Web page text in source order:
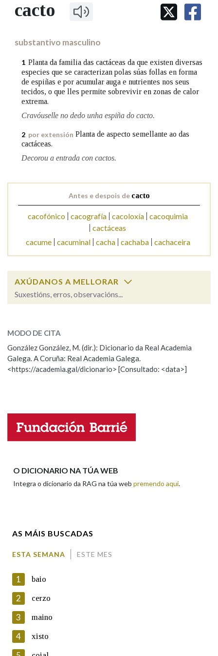
IDENTIDADE CORPORATIVA
MARCIAL DEL ADALID
FIGURAS HOMENAXEADAS
PRIMAVERA DAS LETRAS
PORTAL DAS PALABRAS
Facebook
TwitterYoutubeInstagram
Bluesky
BUSCAR NOS LEMAS
Remata por
Contén
Nos exemplos
Na fraseoloxía
OUTRAS OPCIÓNS DE BUSCA
Pertence a
cacto
substantivo masculino
1 Planta da familia das cactáceas da que existen diversas
especies que se caracterizan polas súas follas en forma
de espiñas e por acumular auga e nutrientes nos seus
tecidos, o que lles permite sobrevivir en zonas de calor
extrema.
Cravóuselle no dedo unha espiña do cacto.
2 por extensión Planta de aspecto semellante ao das
cactáceas.
Decorou a entrada con cactos.
Antes e despois de cacto
cacofónico cacografía cacoloxía cacoquimia
cactáceas
cacume
cacuminal cacha cachaba cachaceira
AXÚDANOS A MELLORAR
Suxestións, erros, observacións...
ESCOLLE UNHA OPCIÓN:
Observación Hai un erro na palabra
Propoño mellorar a definición
Nome
En cumprimento da normativa vixente en materia de
Protección de Datos de Carácter Persoal, a Real Academia
Galega informa a aqueles usuarios que faciliten o seu correo
electrónico, así como calquera outra información de carácter
MODO DE CITA
González González, M. (dir.): Dicionario da Real Academia
Galega. A Coruña: Real Academia Galega.
<https://academia.gal/dicionario> [Consultado: <data>]
O DICIONARIO NA TÚA WEB
Integra o dicionario da RAG na túa web premendo aquí.
AS MÁIS BUSCADAS
ESTA SEMANA ESTE MES
1 baio
2 cerzo
3 maino
4 xisto